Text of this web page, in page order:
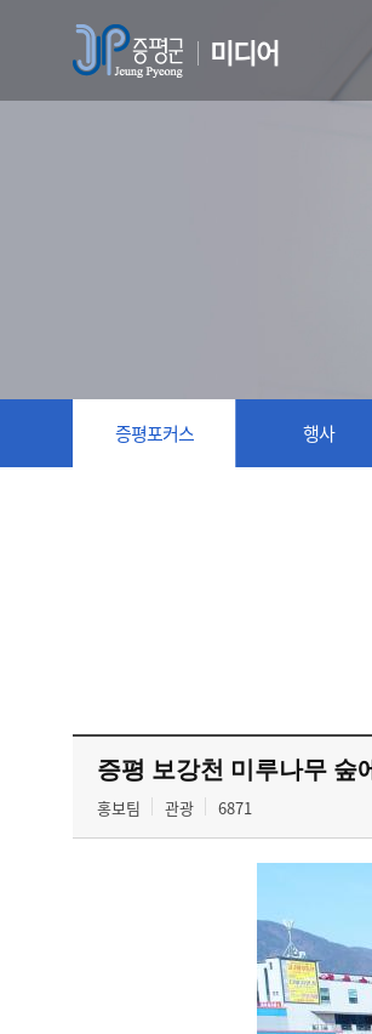
미디어
증평포커스 행사
증평 보강천 미루나무 숲
홍보팀 관광 6871